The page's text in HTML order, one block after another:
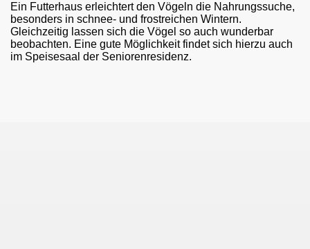
Ein Futterhaus erleichtert den Vögeln die Nahrungssuche,
besonders in schnee- und frostreichen Wintern.
Gleichzeitig lassen sich die Vögel so auch wunderbar
beobachten. Eine gute Möglichkeit findet sich hierzu auch
im Speisesaal der Seniorenresidenz.